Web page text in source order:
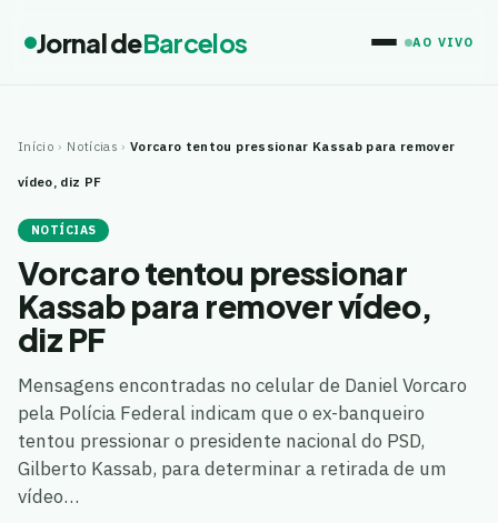
Jornal deBarcelos AO VIVO
Início › Notícias › Vorcaro tentou pressionar Kassab para remover
vídeo, diz PF
NOTÍCIAS
Vorcaro tentou pressionar
Kassab para remover vídeo,
diz PF
Mensagens encontradas no celular de Daniel Vorcaro
pela Polícia Federal indicam que o ex-banqueiro
tentou pressionar o presidente nacional do PSD,
Gilberto Kassab, para determinar a retirada de um
vídeo…